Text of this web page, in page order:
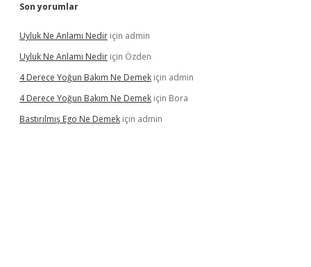
Son yorumlar
Uyluk Ne Anlamı Nedir için admin
Uyluk Ne Anlamı Nedir için Özden
4 Derece Yoğun Bakım Ne Demek için admin
4 Derece Yoğun Bakım Ne Demek için Bora
Bastırılmış Ego Ne Demek için admin